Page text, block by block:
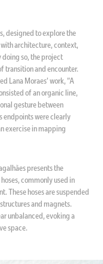
designed to explore the
architecture, context,
doing so, the project
transition and encounter.
Lana Moraes' work, "A
of an organic line,
gesture between
endpoints were clearly
exercise in mapping
presents the
commonly used in
These hoses are suspended
and magnets.
unbalanced, evoking a
space.